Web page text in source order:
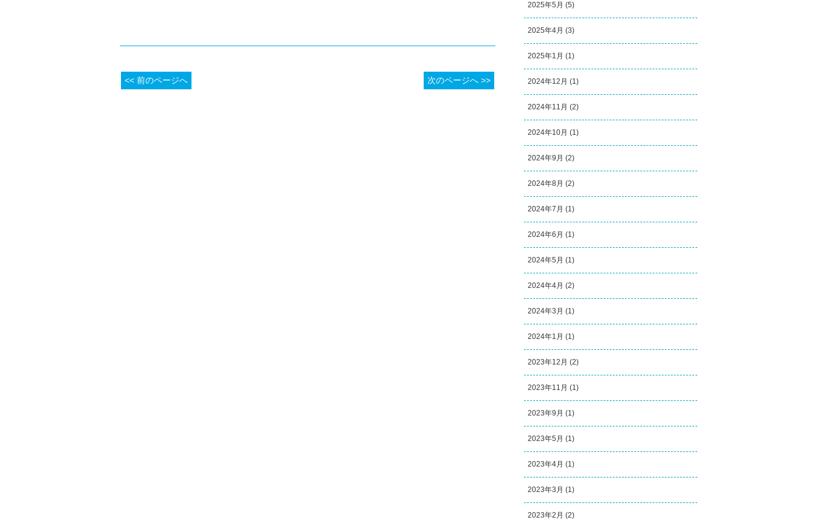
<< 前のページへ 次のページへ >>
2025年5月 (5)
2025年4月 (3)
2025年1月 (1)
2024年12月 (1)
2024年11月 (2)
2024年10月 (1)
2024年9月 (2)
2024年8月 (2)
2024年7月 (1)
2024年6月 (1)
2024年5月 (1)
2024年4月 (2)
2024年3月 (1)
2024年1月 (1)
2023年12月 (2)
2023年11月 (1)
2023年9月 (1)
2023年5月 (1)
2023年4月 (1)
2023年3月 (1)
2023年2月 (2)